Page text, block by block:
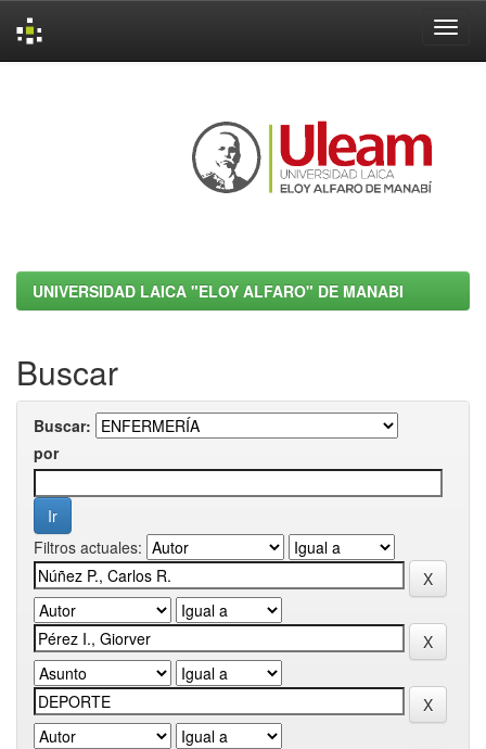
UNIVERSIDAD LAICA "ELOY ALFARO" DE MANABI
Buscar
Buscar:
por
Filtros actuales: